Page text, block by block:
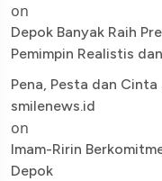
on
Depok Banyak Raih
Pemimpin Realistis
Pena, Pesta dan
smilenews.id
on
Imam-Ririn
Depok